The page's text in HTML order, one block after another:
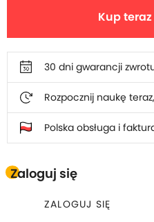
Zaloguj się
ZALOGUJ SIĘ
Kup teraz
30 dni gwarancji
Rozpocznij naukę
Polska obsługa i